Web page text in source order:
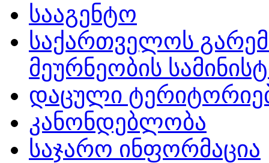
სააგენტო
საქართველოს
მეურნეობის
დაცული
კანონდებლობა
საჯარო ინფორმაცია